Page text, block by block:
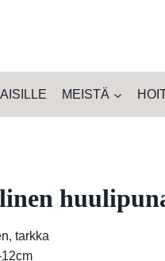
MEISTÄ
tarkka
12cm